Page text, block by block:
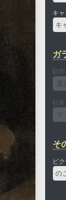
キ
キ
ガ
額
選
額装
マ
そ
ピ
の